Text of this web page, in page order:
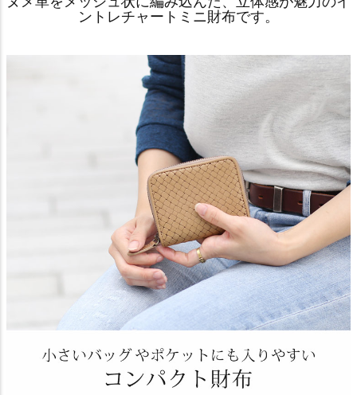
ントレチャートミニ財布です。